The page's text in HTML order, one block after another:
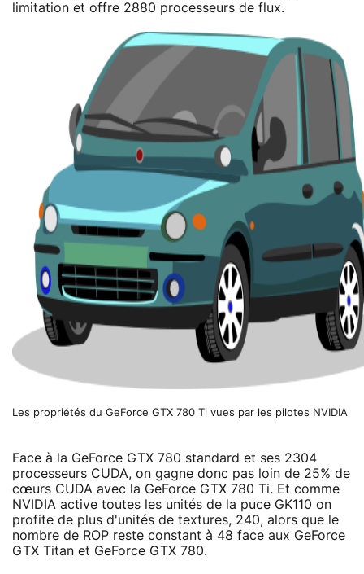
limitation et offre 2880 processeurs de flux.
Les propriétés du GeForce GTX 780 Ti vues par les pilotes NVIDIA
Face à la GeForce GTX 780 standard et ses 2304
processeurs CUDA, on gagne donc pas loin de 25% de
cœurs CUDA avec la GeForce GTX 780 Ti. Et comme
NVIDIA active toutes les unités de la puce GK110 on
profite de plus d'unités de textures, 240, alors que le
nombre de ROP reste constant à 48 face aux GeForce
GTX Titan et GeForce GTX 780.